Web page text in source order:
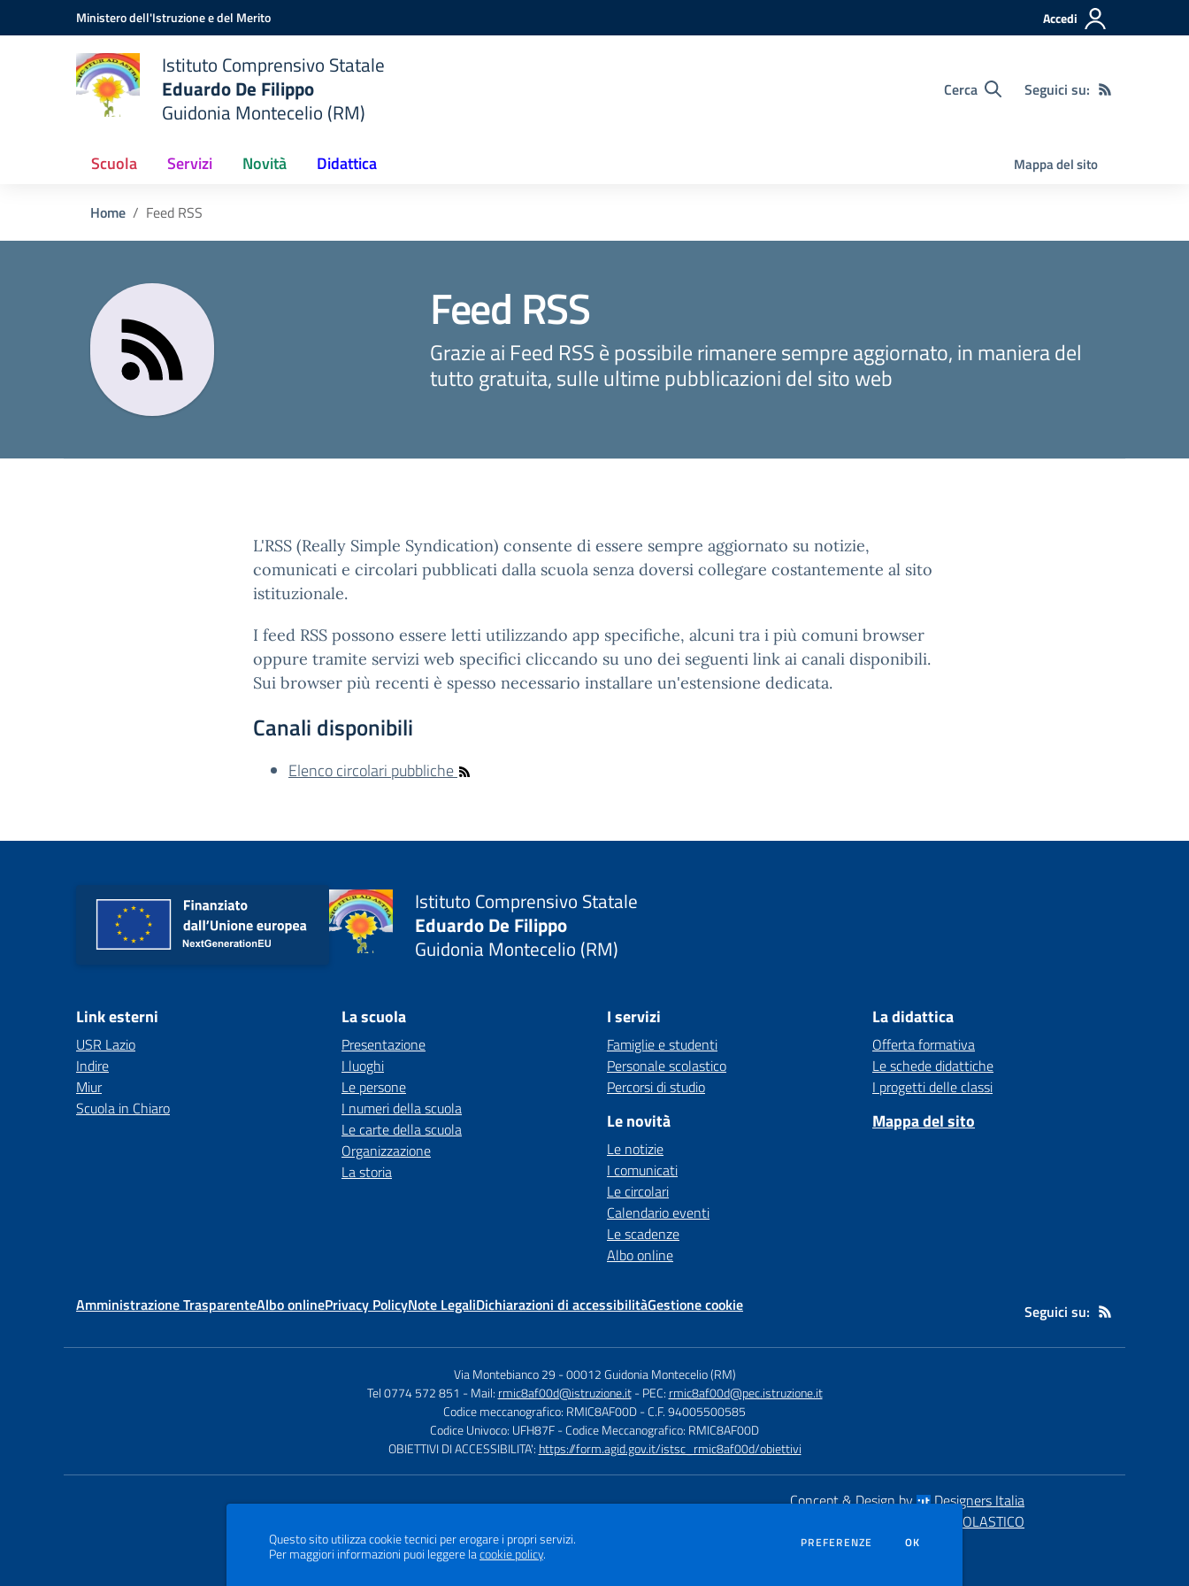
Vai ai contenuti
Vai al menu di navigazioneMinistero dell'Istruzione e del Merito Accedi
Istituto Comprensivo Statale
Eduardo De Filippo
Guidonia Montecelio (RM)
Cerca Seguici su:
Scuola Servizi Novità Didattica Mappa del sito
Home Feed RSS
Feed RSS
Grazie ai Feed RSS è possibile rimanere sempre aggiornato, in maniera del
tutto gratuita, sulle ultime pubblicazioni del sito web
L'RSS (Really Simple Syndication) consente di essere sempre aggiornato su notizie,
comunicati e circolari pubblicati dalla scuola senza doversi collegare costantemente al sito
istituzionale.
I feed RSS possono essere letti utilizzando app specifiche, alcuni tra i più comuni browser
oppure tramite servizi web specifici cliccando su uno dei seguenti link ai canali disponibili.
Sui browser più recenti è spesso necessario installare un'estensione dedicata.
Canali disponibili
Elenco circolari pubbliche
Istituto Comprensivo Statale
Eduardo De Filippo
Guidonia Montecelio (RM)
Link esterni
USR Lazio
Indire
Miur
Scuola in Chiaro
La scuola
Presentazione
I luoghi
Le persone
I numeri della scuola
Le carte della scuola
Organizzazione
La storia
I servizi
Famiglie e studenti
Personale scolastico
Percorsi di studio
Le novità
Le notizie
I comunicati
Le circolari
Calendario eventi
Le scadenze
Albo online
La didattica
Offerta formativa
Le schede didattiche
I progetti delle classi
Mappa del sito
Amministrazione TrasparenteAlbo onlinePrivacy PolicyNote LegaliDichiarazioni di accessibilitàGestione cookie Seguici su:
Via Montebianco 29 -00012 Guidonia Montecelio (RM)
Tel 0774 572 851 - Mail: rmic8af00d@istruzione.it - PEC: rmic8af00d@pec.istruzione.it
Codice meccanografico: RMIC8AF00D- C.F. 94005500585
Codice Univoco: UFH87F- Codice Meccanografico: RMIC8AF00D
OBIETTIVI DI ACCESSIBILITA': https://form.agid.gov.it/istsc_rmic8af00d/obiettivi
Concept & Design by
Designers Italia
SCUOLASTICO
Questo sito utilizza cookie tecnici per erogare i propri servizi.
Per maggiori informazioni puoi leggere lacookie policy.
PREFERENZE DEI COOKIE
OK